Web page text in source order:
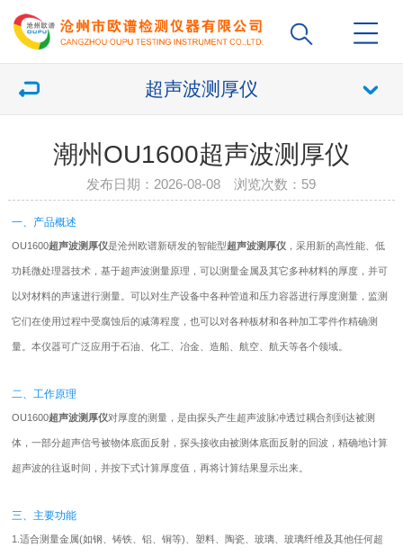
超声波测厚仪
潮州OU1600超声波测厚仪
发布日期：2026-08-08 浏览次数： 59
一、产品概述
OU1600超声波测厚仪是沧州欧谱新研发的智能型超声波测厚仪 ，采用新的高性能、低
功耗微处理器技术，基于超声波测量原理，可以测量金属及其它多种材料的厚度，并可
以对材料的声速进行测量。可以对生产设备中各种管道和压力容器进行厚度测量，监测
它们在使用过程中受腐蚀后的减薄程度，也可以对各种板材和各种加工零件作精确测
量。本仪器可广泛应用于石油、化工、冶金、造船、航空、航天等各个领域。
二、工作原理
OU1600超声波测厚仪对厚度的测量，是由探头产生超声波脉冲透过耦合剂到达被测
体，一部分超声信号被物体底面反射，探头接收由被测体底面反射的回波，精确地计算
超声波的往返时间，并按下式计算厚度值，再将计算结果显示出来。
三、主要功能
1.适合测量金属(如钢、铸铁、铝、铜等)、塑料、陶瓷、玻璃、玻璃纤维及其他任何超